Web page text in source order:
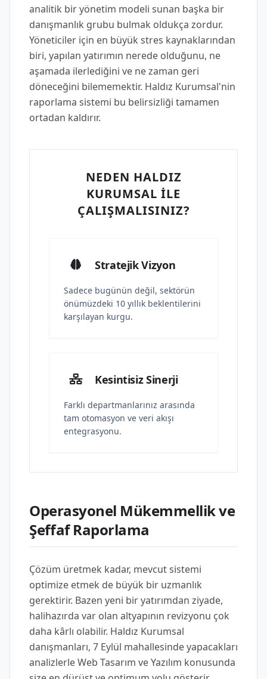
analitik bir yönetim modeli sunan başka bir
danışmanlık grubu bulmak oldukça zordur.
Yöneticiler için en büyük stres kaynaklarından
biri, yapılan yatırımın nerede olduğunu, ne
aşamada ilerlediğini ve ne zaman geri
döneceğini bilememektir. Haldız Kurumsal'nin
raporlama sistemi bu belirsizliği tamamen
ortadan kaldırır.
NEDEN HALDIZ
KURUMSAL İLE
ÇALIŞMALISINIZ?
Stratejik Vizyon
Sadece bugünün değil, sektörün
önümüzdeki 10 yıllık beklentilerini
karşılayan kurgu.
Kesintisiz Sinerji
Farklı departmanlarınız arasında
tam otomasyon ve veri akışı
entegrasyonu.
Operasyonel Mükemmellik ve
Şeffaf Raporlama
Çözüm üretmek kadar, mevcut sistemi
optimize etmek de büyük bir uzmanlık
gerektirir. Bazen yeni bir yatırımdan ziyade,
halihazırda var olan altyapının revizyonu çok
daha kârlı olabilir. Haldız Kurumsal
danışmanları, 7 Eylül mahallesinde yapacakları
analizlerle Web Tasarım ve Yazılım konusunda